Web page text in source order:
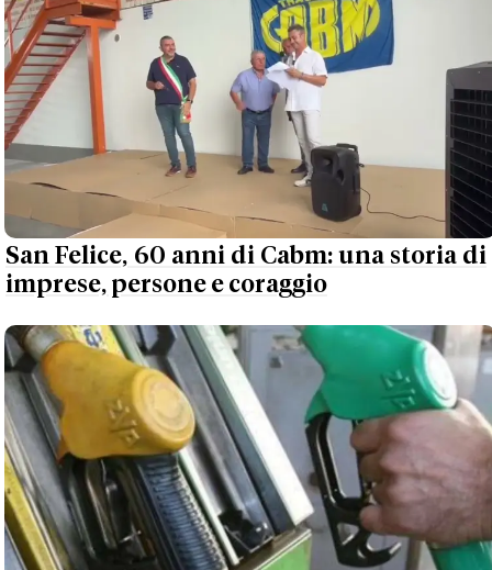
San Felice, 60 anni di Cabm: una storia di
imprese, persone e coraggio